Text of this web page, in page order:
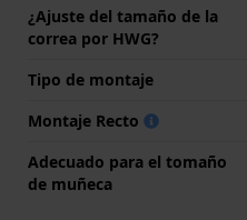
¿Ajuste del tamaño de la
correa por HWG?
Tipo de montaje
Montaje Recto
Adecuado para el tomaño
de muñeca